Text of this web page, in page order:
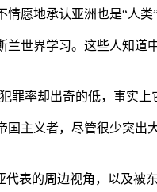
愿地承认亚洲也是“人类”
世界学习。这些人知道
率却出奇的低，事实上
主义者，尽管很少突
表的周边视角，以及被